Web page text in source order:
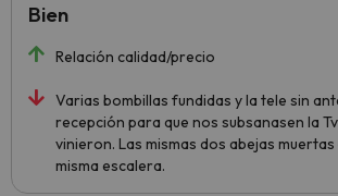
Relación calidad/precio
Varias bombillas fundidas y la tele sin
recepción para que nos subsanasen la
vinieron. Las mismas dos abejas muertas
misma escalera.
Bien